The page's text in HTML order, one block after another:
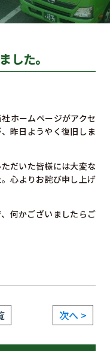
した。
ホームページがアクセ
昨日ようやく復旧しま
だいた皆様には大変な
心よりお詫び申し上げ
何かございましたらご
次へ >